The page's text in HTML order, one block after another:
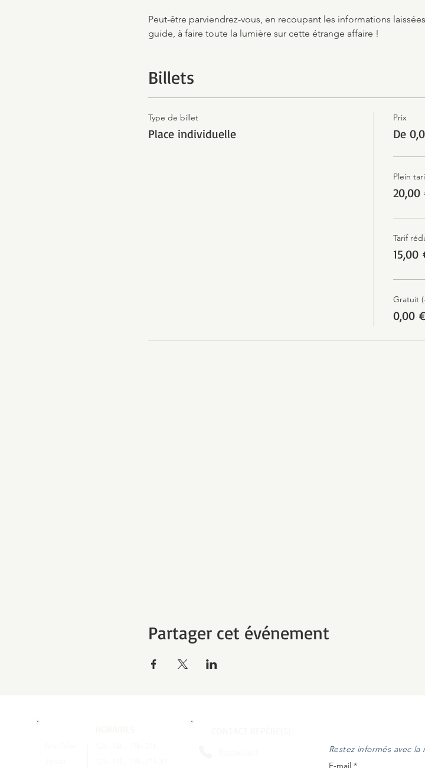
Peut-être parviendrez-vous, en recoupant les informations
guide, à faire toute la lumière sur cette étrange affaire !
Billets
Type de billet
Place individuelle
Prix
De
Plein
20,00
Tarif
15,00
Gratuit
0,00 €
Partager cet événement
Restez informés avec
E-mail